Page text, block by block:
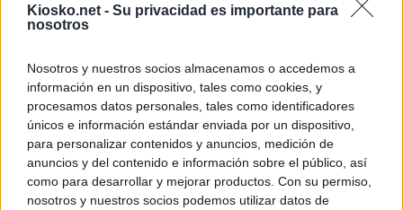
Kiosko.net - Su privacidad es importante para
nosotros
Nosotros y nuestros socios almacenamos o accedemos a
información en un dispositivo, tales como cookies, y
procesamos datos personales, tales como identificadores
únicos e información estándar enviada por un dispositivo,
para personalizar contenidos y anuncios, medición de
anuncios y del contenido e información sobre el público, así
como para desarrollar y mejorar productos. Con su permiso,
nosotros y nuestros socios podemos utilizar datos de